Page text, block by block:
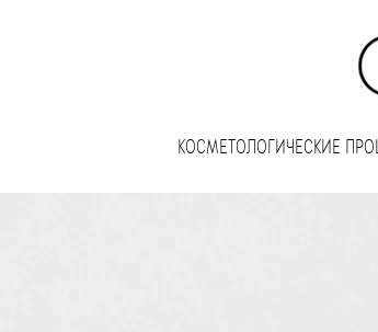
КОСМЕТОЛОГИЧЕСКИЕ